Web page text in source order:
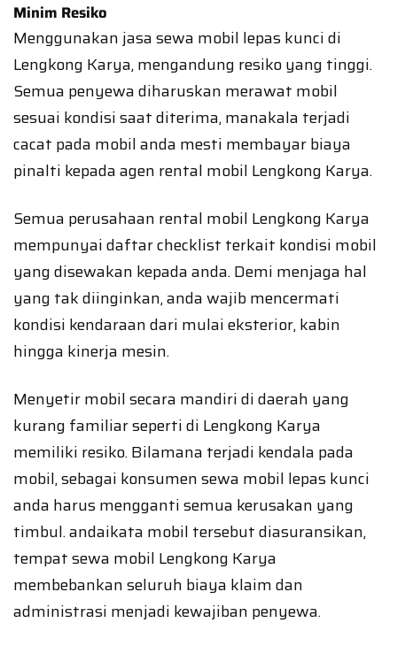
Minim Resiko
Menggunakan jasa sewa mobil lepas kunci di
Lengkong Karya, mengandung resiko yang tinggi.
Semua penyewa diharuskan merawat mobil
sesuai kondisi saat diterima, manakala terjadi
cacat pada mobil anda mesti membayar biaya
pinalti kepada agen rental mobil Lengkong Karya.
Semua perusahaan rental mobil Lengkong Karya
mempunyai daftar checklist terkait kondisi mobil
yang disewakan kepada anda. Demi menjaga hal
yang tak diinginkan, anda wajib mencermati
kondisi kendaraan dari mulai eksterior, kabin
hingga kinerja mesin.
Menyetir mobil secara mandiri di daerah yang
kurang familiar seperti di Lengkong Karya
memiliki resiko. Bilamana terjadi kendala pada
mobil, sebagai konsumen sewa mobil lepas kunci
anda harus mengganti semua kerusakan yang
timbul. andaikata mobil tersebut diasuransikan,
tempat sewa mobil Lengkong Karya
membebankan seluruh biaya klaim dan
administrasi menjadi kewajiban penyewa.